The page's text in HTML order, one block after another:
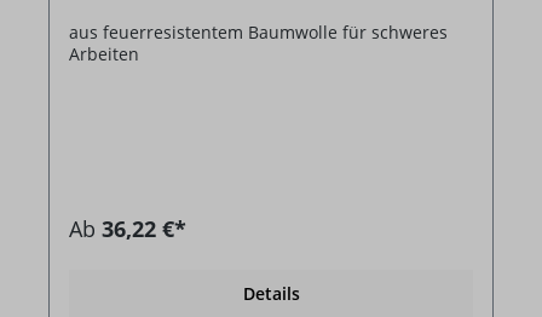
aus feuerresistentem Baumwolle für schweres
Arbeiten
Ab 36,22 €*
Details